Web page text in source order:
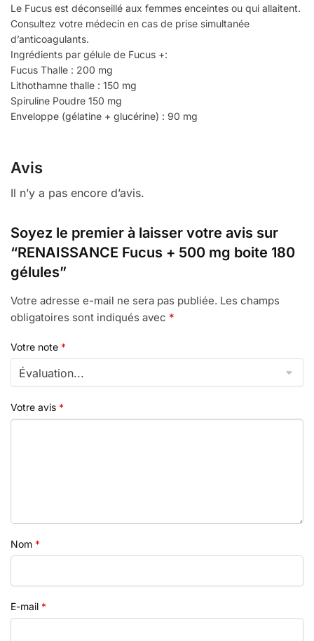
Le Fucus est déconseillé aux femmes enceintes ou qui allaitent.
Consultez votre médecin en cas de prise simultanée
d’anticoagulants.
Ingrédients par gélule de Fucus +:
Fucus Thalle : 200 mg
Lithothamne thalle : 150 mg
Spiruline Poudre 150 mg
Enveloppe (gélatine + glucérine) : 90 mg
Avis
Il n’y a pas encore d’avis.
Soyez le premier à laisser votre avis sur
“RENAISSANCE Fucus + 500 mg boite 180
gélules”
Votre adresse e-mail ne sera pas publiée. Les champs
obligatoires sont indiqués avec *
Votre note *
Votre avis *
Nom *
E-mail *